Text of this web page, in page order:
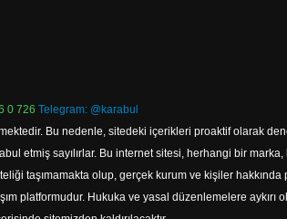
0 726 Telegram: @karabul
Bu nedenle, sitedeki içerikleri proaktif olarak
etmiş sayılırlar. Bu internet sitesi, herhangi bir
taşımamakta olup, gerçek kurum ve kişiler hakkında
platformudur. Hukuka ve yasal düzenlemelere aykırı